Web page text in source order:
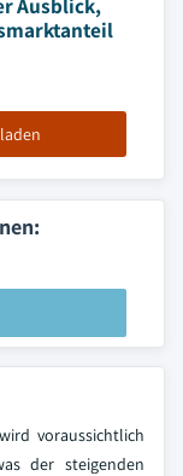
voraussichtlich
der steigenden